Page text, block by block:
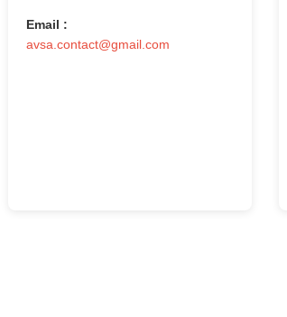
Email :
avsa.contact@gmail.com